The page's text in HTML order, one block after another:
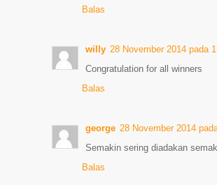
Balas
willy 28 November 2014 pada
Congratulation for all winners
Balas
george 28 November 2014
Semakin sering diadakan
Balas